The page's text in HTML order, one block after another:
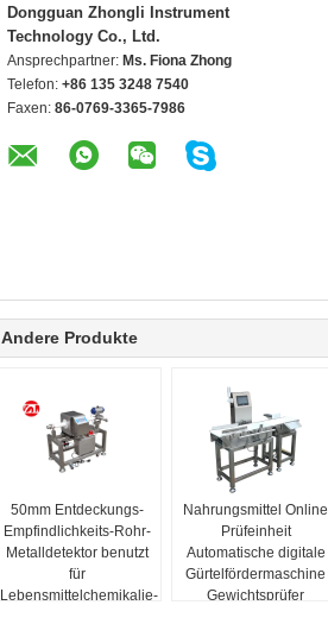
Dongguan Zhongli Instrument
Technology Co., Ltd.
Ansprechpartner: Ms. Fiona Zhong
Telefon: +86 135 3248 7540
Faxen: 86-0769-3365-7986
Andere Produkte
50mm Entdeckungs-
Empfindlichkeits-Rohr-
Metalldetektor benutzt
für
Lebensmittelchemikalie-
Nahrungsmittel Online
Prüfeinheit
Automatische digitale
Gürtelfördermaschine
Gewichtsprüfer